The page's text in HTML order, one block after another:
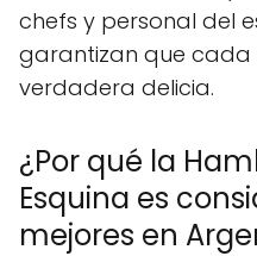
chefs y personal del
garantizan que cada
verdadera delicia.
¿Por qué la
Esquina es
mejores en